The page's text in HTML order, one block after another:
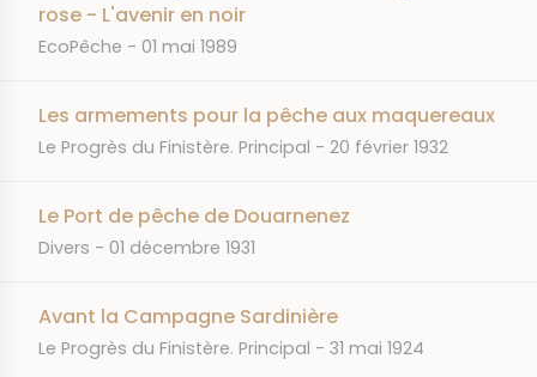
rose - L'avenir en noir
JOURNAL
EcoPêche DATE
01 mai 1989
Les armements pour la pêche aux maquereaux
JOURNAL
Le Progrès du Finistère. Principal DATE
20 février 1932
Le Port de pêche de Douarnenez
JOURNAL
Divers DATE
01 décembre 1931
Avant la Campagne Sardinière
JOURNAL
Le Progrès du Finistère. Principal DATE
31 mai 1924